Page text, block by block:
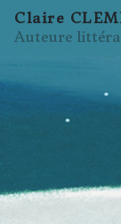
Claire
Auteure